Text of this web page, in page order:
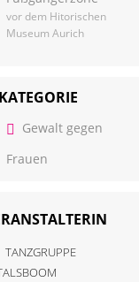
vor dem Hitorischen
Museum Aurich
KATEGORIE
Gewalt gegen
Frauen
TANZGRUPPE